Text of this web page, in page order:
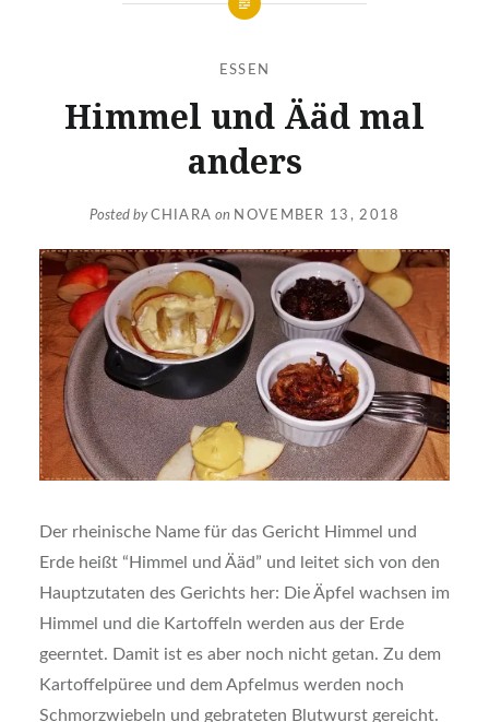
ESSEN
Himmel und Ääd mal
anders
Posted byCHIARA on NOVEMBER 13, 2018
Der rheinische Name für das Gericht Himmel und
Erde heißt “Himmel und Ääd” und leitet sich von den
Hauptzutaten des Gerichts her: Die Äpfel wachsen im
Himmel und die Kartoffeln werden aus der Erde
geerntet. Damit ist es aber noch nicht getan. Zu dem
Kartoffelpüree und dem Apfelmus werden noch
Schmorzwiebeln und gebrateten Blutwurst gereicht.